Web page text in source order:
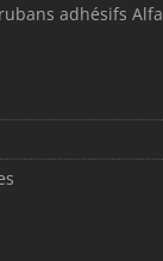
adhésifs Alfa